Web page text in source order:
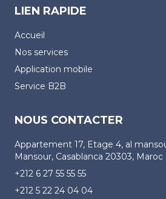
LIEN RAPIDE
Accueil
Nos services
Application mobile
Service B2B
NOUS CONTACTER
Appartement 17, Etage 4, al
Mansour, Casablanca 20303, Maroc
+212 6 27 55 55 55
+212 5 22 24 04 04